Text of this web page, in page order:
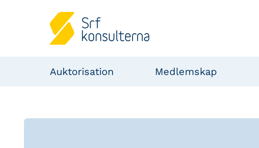
Auktorisation Medlemskap